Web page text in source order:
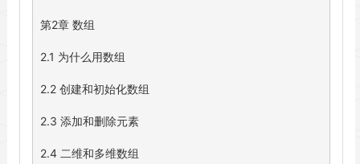
第2章 数组
2.1 为什么用数组
2.2 创建和初始化数组
2.3 添加和删除元素
2.4 二维和多维数组